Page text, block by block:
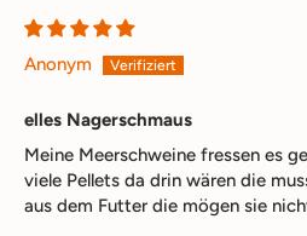
Anonym
elles Nagerschmaus
Meine Meerschweine fressen es
viele Pellets da drin wären die
aus dem Futter die mögen sie